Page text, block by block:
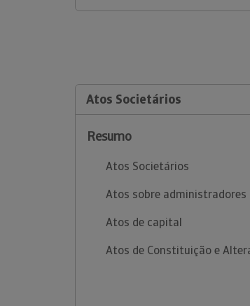
Atos Societários
Resumo
Atos Societários
Atos sobre administradores
Atos de capital
Atos de Constituição e